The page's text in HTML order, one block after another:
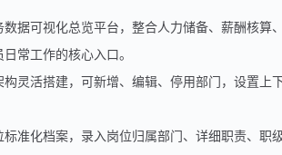
据可视化总览平台，整合人力储备、薪酬核
常工作的核心入口。
灵活搭建，可新增、编辑、停用部门，设置
准化档案，录入岗位归属部门、详细职责、